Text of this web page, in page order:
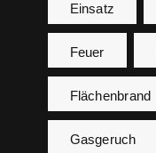
Einsatz
Feuer
Flächenbrand
Gasgeruch